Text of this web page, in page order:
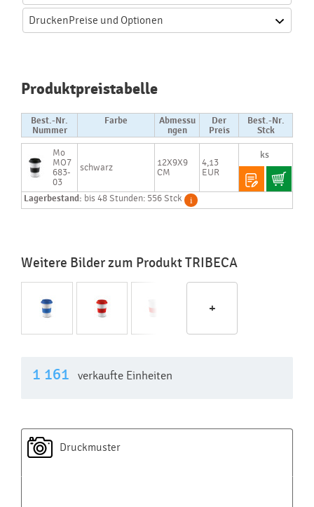
DruckenPreise und Optionen
Produktpreistabelle
Best.-Nr.
Nummer
Farbe
Abmessu
ngen
Der
Preis
Best.-Nr.
Stck
Mo
MO7
683-
03
schwarz
12X9X9
CM
4,13
EUR
Lagerbestand: bis 48 Stunden: 556 Stck
Weitere Bilder zum Produkt TRIBECA
+
1 161 verkaufte Einheiten
Druckmuster